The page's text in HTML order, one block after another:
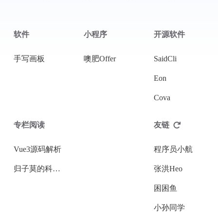
软件
手写画板
小程序
噢肥Offer
开源软件
SaidCli
Eon
Cova
专栏阅读
Vue3源码解析
归子莫的科技周刊
友链
程序员小航
张洪Heo
困困鱼
小孙同学